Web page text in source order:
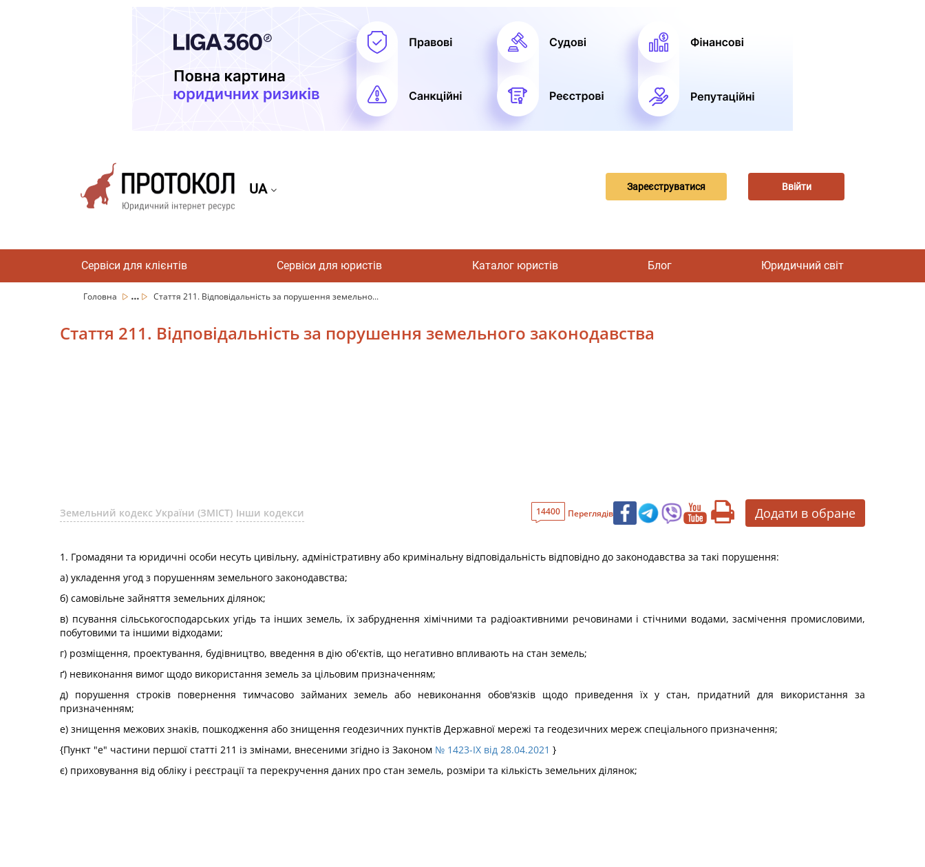
UA Зареєструватися Ввійти
Сервіси для клієнтів Сервіси для юристів Каталог юристів Блог Юридичний світ
Головна ... Стаття 211. Відповідальність за порушення земельно...
Стаття 211. Відповідальність за порушення земельного законодавства
Земельний кодекс України (ЗМІСТ) Інши кодекси 14400 Переглядів Додати в обране
1. Громадяни та юридичні особи несуть цивільну, адміністративну або кримінальну відповідальність відповідно до законодавства за такі порушення:
а) укладення угод з порушенням земельного законодавства;
б) самовільне зайняття земельних ділянок;
в) псування сільськогосподарських угідь та інших земель, їх забруднення хімічними та радіоактивними речовинами і стічними водами, засмічення промисловими,
побутовими та іншими відходами;
г) розміщення, проектування, будівництво, введення в дію об'єктів, що негативно впливають на стан земель;
ґ) невиконання вимог щодо використання земель за цільовим призначенням;
д) порушення строків повернення тимчасово займаних земель або невиконання обов'язків щодо приведення їх у стан, придатний для використання за
призначенням;
е) знищення межових знаків, пошкодження або знищення геодезичних пунктів Державної мережі та геодезичних мереж спеціального призначення;
{Пункт "е" частини першої статті 211 із змінами, внесеними згідно із Законом № 1423-IX від 28.04.2021 }
є) приховування від обліку і реєстрації та перекручення даних про стан земель, розміри та кількість земельних ділянок;